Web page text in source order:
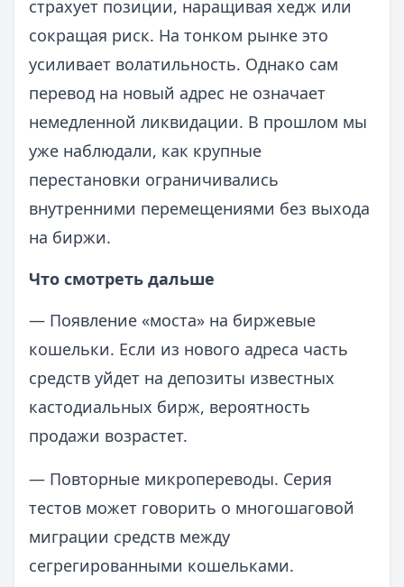
страхует позиции, наращивая хедж или
сокращая риск. На тонком рынке это
усиливает волатильность. Однако сам
перевод на новый адрес не означает
немедленной ликвидации. В прошлом мы
уже наблюдали, как крупные
перестановки ограничивались
внутренними перемещениями без выхода
на биржи.
Что смотреть дальше
— Появление «моста» на биржевые
кошельки. Если из нового адреса часть
средств уйдет на депозиты известных
кастодиальных бирж, вероятность
продажи возрастет.
— Повторные микропереводы. Серия
тестов может говорить о многошаговой
миграции средств между
сегрегированными кошельками.